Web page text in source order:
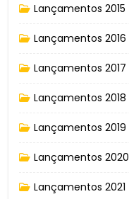
Lançamentos 2015
Lançamentos 2016
Lançamentos 2017
Lançamentos 2018
Lançamentos 2019
Lançamentos 2020
Lançamentos 2021